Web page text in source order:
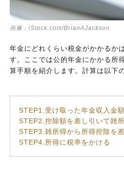
画像：iStock.com/BrianAJackson
年金にどれくらい税金がかかるか
す。ここでは公的年金にかかる所
算手順を紹介します。計算は以下
STEP1.受け取った年金収入金
STEP2.控除額を差し引いて雑
STEP3.雑所得から所得控除を差
STEP4.所得に税率をかける